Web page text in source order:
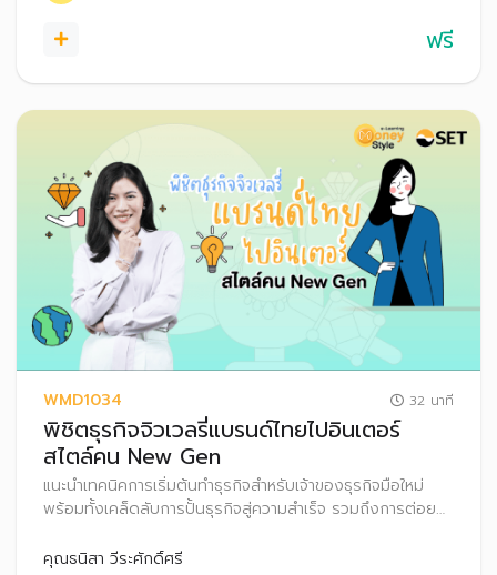
ฟรี
WMD1034 32 นาที
พิชิตธุรกิจจิวเวลรี่แบรนด์ไทยไปอินเตอร์
สไตล์คน New Gen
แนะนำเทคนิคการเริ่มต้นทำธุรกิจสำหรับเจ้าของธุรกิจมือใหม่
พร้อมทั้งเคล็ดลับการปั้นธุรกิจสู่ความสำเร็จ รวมถึงการต่อย
คุณธนิสา วีระศักดิ์ศรี